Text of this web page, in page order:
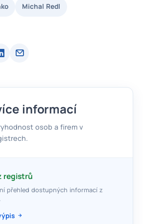
Michal Redl
informací
osob a firem v
registrů
přehled dostupných informací z